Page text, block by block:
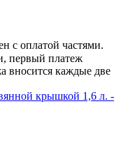
с оплатой частями.
первый платеж
вносится каждые две
крышкой 1,6 л. -